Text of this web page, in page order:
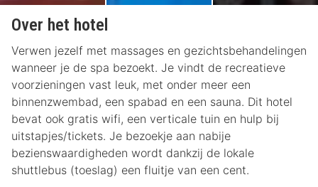
Over het hotel
Verwen jezelf met massages en gezichtsbehandelingen
wanneer je de spa bezoekt. Je vindt de recreatieve
voorzieningen vast leuk, met onder meer een
binnenzwembad, een spabad en een sauna. Dit hotel
bevat ook gratis wifi, een verticale tuin en hulp bij
uitstapjes/tickets. Je bezoekje aan nabije
bezienswaardigheden wordt dankzij de lokale
shuttlebus (toeslag) een fluitje van een cent.